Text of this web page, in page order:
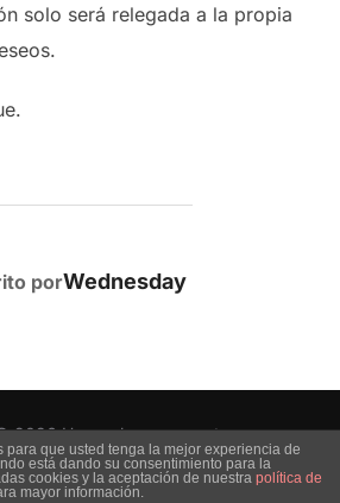
solo será relegada a la propia
DE LA PUBLICACIÓN
porWednesday
2026 Uno es lo que muestra
ThemeporWPZOOM
para que usted tenga la mejor experiencia de
está dando su consentimiento para la
cookies y la aceptación de nuestra política de
mayor información.